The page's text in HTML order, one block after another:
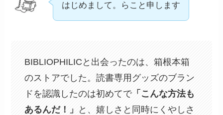
はじめまして。らこと申します
BIBLIOPHILICと出会ったのは、箱根本箱
のストアでした。読書専用グッズのブラン
ドを認識したのは初めてで「こんな方法も
あるんだ！」
と、嬉しさと同時にくやしさ